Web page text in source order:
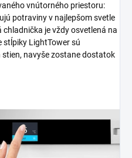
vnútorného priestoru:
potraviny v najlepšom svetle
je vždy osvetlená na
stĺpiky LightTower sú
navyše zostane dostatok